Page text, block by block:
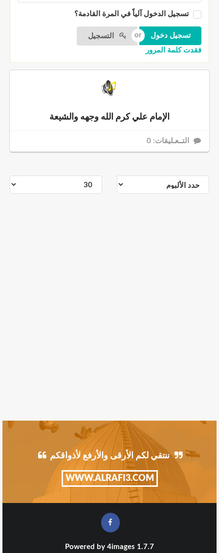
تسجيل الدخول آلياً في المرة القادمة؟
التسجيل
فقدت كلمة المرور
الإمام علي كرم الله وجهه والشيعة
التــعـليقات: 0
ننتقي لكم الأرقى والأرفع لأذواقكم
WWW.ALRAFI3.COM
Powered by 4images 1.7.7